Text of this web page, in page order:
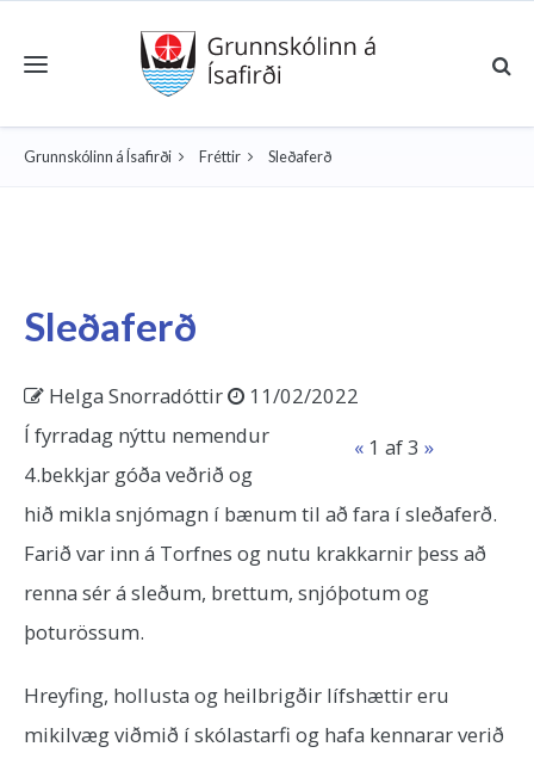
Toggle navigation
Grunnskólinn á Ísafirði Fréttir Sleðaferð
Sleðaferð
Helga Snorradóttir
11/02/2022
« 1 af 3 »
Í fyrradag nýttu nemendur
4.bekkjar góða veðrið og
hið mikla snjómagn í bænum til að fara í sleðaferð.
Farið var inn á Torfnes og nutu krakkarnir þess að
renna sér á sleðum, brettum, snjóþotum og
þoturössum.
Hreyfing, hollusta og heilbrigðir lífshættir eru
mikilvæg viðmið í skólastarfi og hafa kennarar verið